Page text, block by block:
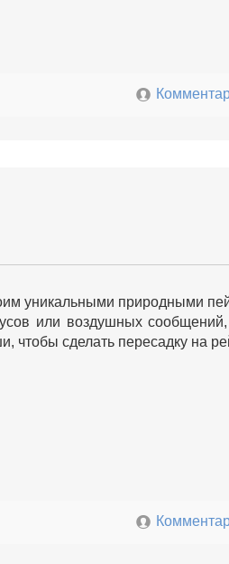
уникальными природными
или воздушных сообщений,
сделать пересадку на